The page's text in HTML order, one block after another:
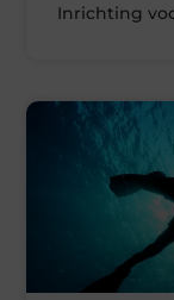
Inrichting